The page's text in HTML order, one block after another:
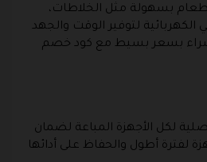
بسهولة مثل الخلاطات،
لتوفير الوقت والجهد
بسعر بسيط مع كود خصم
لكل الأجهزة المباعة لضمان
لفترة أطول والحفاظ على أدائها